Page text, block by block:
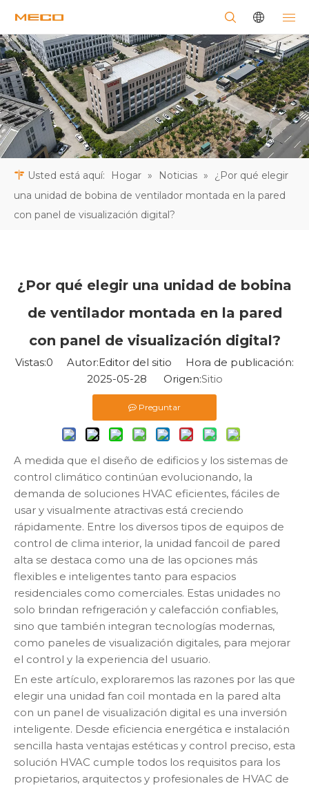
Usted está aquí: Hogar » Noticias »
¿Por qué elegir
una unidad de bobina de ventilador montada en la pared
con panel de visualización digital?
¿Por qué elegir una unidad de bobina
de ventilador montada en la pared
con panel de visualización digital?
Vistas:0 Autor:Editor del sitio Hora de publicación:
2025-05-28 Origen:Sitio
Preguntar
A medida que el diseño de edificios y los sistemas de
control climático continúan evolucionando, la
demanda de soluciones HVAC eficientes, fáciles de
usar y visualmente atractivas está creciendo
rápidamente. Entre los diversos tipos de equipos de
control de clima interior, la unidad fancoil de pared
alta se destaca como una de las opciones más
flexibles e inteligentes tanto para espacios
residenciales como comerciales. Estas unidades no
solo brindan refrigeración y calefacción confiables,
sino que también integran tecnologías modernas,
como paneles de visualización digitales, para mejorar
el control y la experiencia del usuario.
En este artículo, exploraremos las razones por las que
elegir una unidad fan coil montada en la pared alta
con un panel de visualización digital es una inversión
inteligente. Desde eficiencia energética e instalación
sencilla hasta ventajas estéticas y control preciso, esta
solución HVAC cumple todos los requisitos para los
propietarios, arquitectos y profesionales de HVAC de